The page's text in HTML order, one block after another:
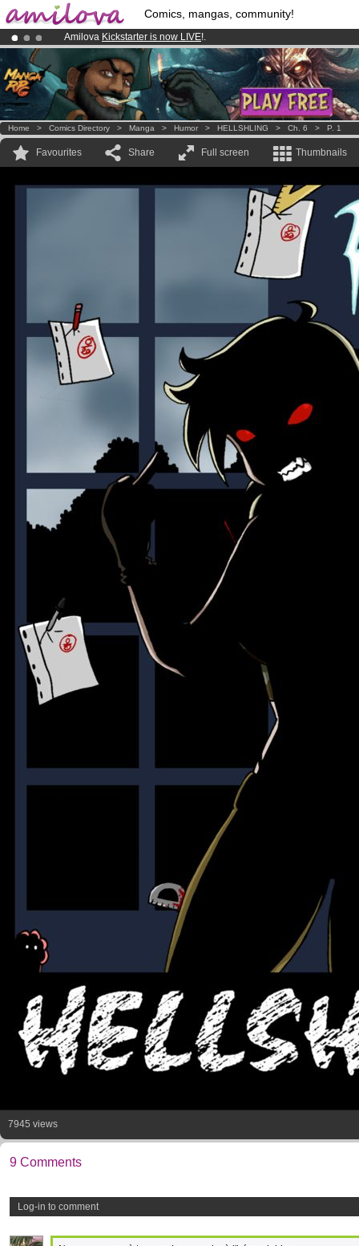
Comics, mangas, community!
Amilova Kickstarter is now LIVE!.
Premium membership from3.95 eurosper month !Get membership
Already 100000 membersand 1000 comics & mangas!.
Home > Comics Directory > Manga > Humor > HELLSHLING > Ch. 6 > P. 1
Favourites Share Full screen Thumbnails
7945 views
9 Comments
Log-in to comment